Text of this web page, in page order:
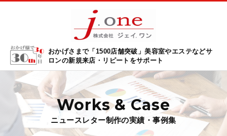
おかげさまで「1500店舗突破」美容室やエステなどサ
ロンの新規来店・リピートをサポート
Works & Case
ニュースレター制作の実績・事例集